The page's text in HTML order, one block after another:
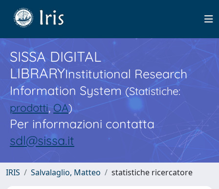
SISSA DIGITAL
LIBRARYInstitutional Research
Information System(Statistiche:
prodotti,OA)
Per informazioni contatta
sdl@sissa.it
IRIS Salvalaglio, Matteo statistiche ricercatore